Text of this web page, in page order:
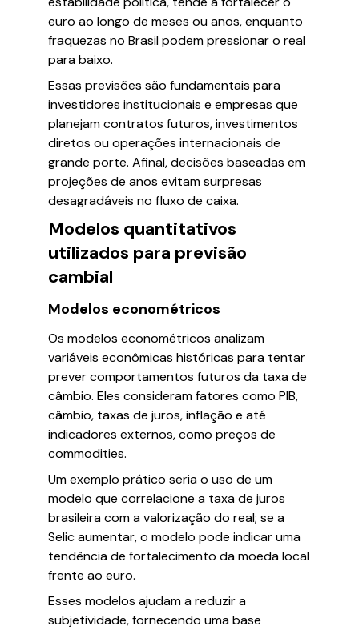
euro ao longo de meses ou anos, enquanto
fraquezas no Brasil podem pressionar o real
para baixo.
Essas previsões são fundamentais para
investidores institucionais e empresas que
planejam contratos futuros, investimentos
diretos ou operações internacionais de
grande porte. Afinal, decisões baseadas em
projeções de anos evitam surpresas
desagradáveis no fluxo de caixa.
Modelos quantitativos
utilizados para previsão
cambial
Modelos econométricos
Os modelos econométricos analizam
variáveis econômicas históricas para tentar
prever comportamentos futuros da taxa de
câmbio. Eles consideram fatores como PIB,
câmbio, taxas de juros, inflação e até
indicadores externos, como preços de
commodities.
Um exemplo prático seria o uso de um
modelo que correlacione a taxa de juros
brasileira com a valorização do real; se a
Selic aumentar, o modelo pode indicar uma
tendência de fortalecimento da moeda local
frente ao euro.
Esses modelos ajudam a reduzir a
subjetividade, fornecendo uma base